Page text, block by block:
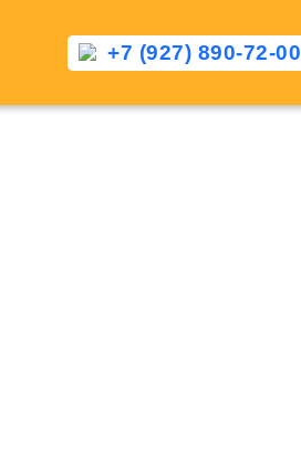
+7 (927) 890-72-00